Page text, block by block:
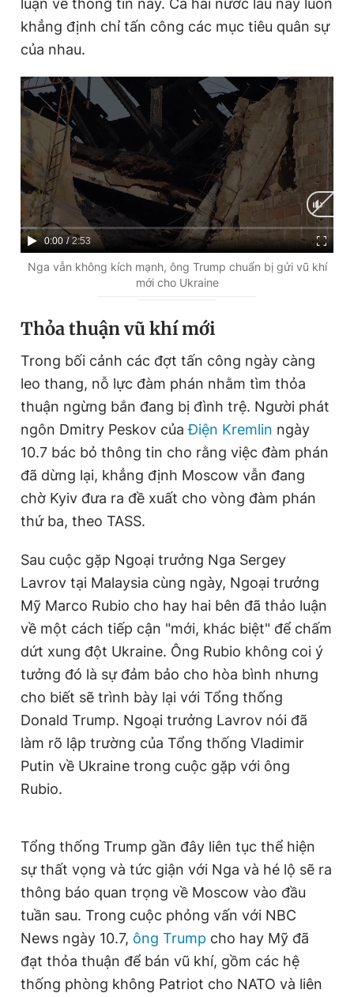
luận về thông tin này. Cả hai nước lâu nay luôn
khẳng định chỉ tấn công các mục tiêu quân sự
của nhau.
C
u
e
n
t
T
i
m
e
0:00 / D
u
t
i
o
n
2:53
Nga vẫn không kích mạnh, ông Trump chuẩn bị gửi vũ khí
mới cho Ukraine
Thỏa thuận vũ khí mới
Trong bối cảnh các đợt tấn công ngày càng
leo thang, nỗ lực đàm phán nhằm tìm thỏa
thuận ngừng bắn đang bị đình trệ. Người phát
ngôn Dmitry Peskov củaĐiện Kremlin ngày
10.7 bác bỏ thông tin cho rằng việc đàm phán
đã dừng lại, khẳng định Moscow vẫn đang
chờ Kyiv đưa ra đề xuất cho vòng đàm phán
thứ ba, theo TASS.
Sau cuộc gặp Ngoại trưởng Nga Sergey
Lavrov tại Malaysia cùng ngày, Ngoại trưởng
Mỹ Marco Rubio cho hay hai bên đã thảo luận
về một cách tiếp cận "mới, khác biệt" để chấm
dứt xung đột Ukraine. Ông Rubio không coi ý
tưởng đó là sự đảm bảo cho hòa bình nhưng
cho biết sẽ trình bày lại với Tổng thống
Donald Trump. Ngoại trưởng Lavrov nói đã
làm rõ lập trường của Tổng thống Vladimir
Putin về Ukraine trong cuộc gặp với ông
Rubio.
Tổng thống Trump gần đây liên tục thể hiện
sự thất vọng và tức giận với Nga và hé lộ sẽ ra
thông báo quan trọng về Moscow vào đầu
tuần sau. Trong cuộc phỏng vấn với NBC
News ngày 10.7, ông Trump cho hay Mỹ đã
đạt thỏa thuận để bán vũ khí, gồm các hệ
thống phòng không Patriot cho NATO và liên